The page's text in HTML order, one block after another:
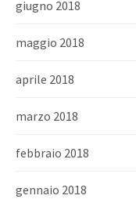
giugno 2018
maggio 2018
aprile 2018
marzo 2018
febbraio 2018
gennaio 2018